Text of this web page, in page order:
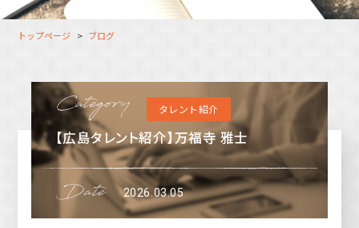
長崎オフィス
福岡コネクトオフィス
松山オフィス
広島オフィス
高松オフィス
利用者（クルー）データ
トップページ ブログ
タレント紹介
【広島タレント紹介】万福寺 雅士
2026.03.05